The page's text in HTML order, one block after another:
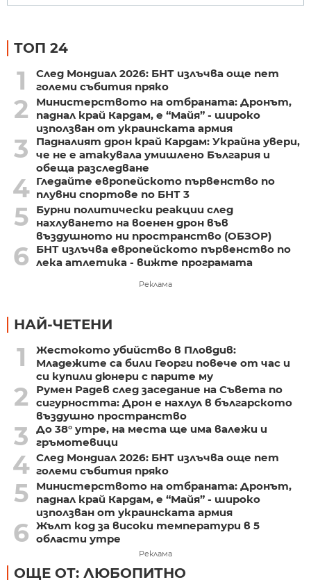
ТОП 24
1
След Мондиал 2026: БНТ излъчва още пет
големи събития пряко
2
Министерството на отбраната: Дронът,
паднал край Кардам, е “Майя” - широко
използван от украинската армия
3
Падналият дрон край Кардам: Украйна увери,
че не е атакувала умишлено България и
обеща разследване
4 Гледайте европейското първенство по
плувни спортове по БНТ 3
5
Бурни политически реакции след
нахлуването на военен дрон във
въздушното ни пространство (ОБЗОР)
6
БНТ излъчва европейското първенство по
лека атлетика - вижте програмата
Реклама
НАЙ-ЧЕТЕНИ
1
Жестокото убийство в Пловдив:
Младежите са били Георги повече от час и
си купили дюнери с парите му
2
Румен Радев след заседание на Съвета по
сигурността: Дрон е нахлул в българското
въздушно пространство
3
До 38° утре, на места ще има валежи и
гръмотевици
4 След Мондиал 2026: БНТ излъчва още пет
големи събития пряко
5
Министерството на отбраната: Дронът,
паднал край Кардам, е “Майя” - широко
използван от украинската армия
6 Жълт код за високи температури в 5
области утре
Реклама
ОЩЕ ОТ: ЛЮБОПИТНО